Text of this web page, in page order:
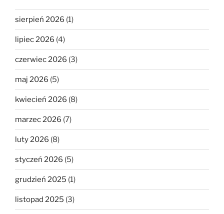
sierpień 2026 (1)
lipiec 2026 (4)
czerwiec 2026 (3)
maj 2026 (5)
kwiecień 2026 (8)
marzec 2026 (7)
luty 2026 (8)
styczeń 2026 (5)
grudzień 2025 (1)
listopad 2025 (3)